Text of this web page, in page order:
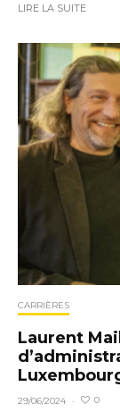
LIRE LA SUITE
CARRIÈRES
Laurent
29/06/2024 · 0